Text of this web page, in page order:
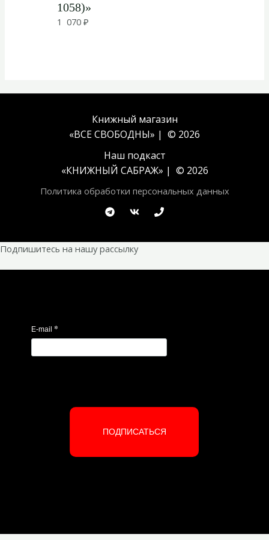
1058)»
1 070₽
Книжный магазин
«ВСЕ СВОБОДНЫ» | © 2026
Наш подкаст
«КНИЖНЫЙ САБРАЖ» | © 2026
Политика обработки персональных данных
Подпишитесь на нашу рассылку
E-mail *
ПОДПИСАТЬСЯ